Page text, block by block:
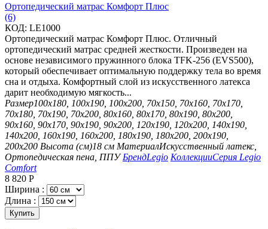
Ортопедический матрас Комфорт Плюс
(6)
КОД: LE1000
Ортопедический матрас Комфорт Плюс. Отличный
ортопедический матрас средней жесткости. Произведен на
основе независимого пружинного блока TFK-256 (EVS500),
который обеспечивает оптимальную поддержку тела во время
сна и отдыха. Комфортный слой из искусственного латекса
дарит необходимую мягкость...
Размер100х180, 100х190, 100х200, 70х150, 70х160, 70х170,
70х180, 70х190, 70х200, 80х160, 80х170, 80х190, 80х200,
90х160, 90х170, 90х190, 90х200, 120х190, 120х200, 140х190,
140х200, 160х190, 160х200, 180х190, 180х200, 200х190,
200х200 Высота (см)18 см МатериалИскусственный латекс,
Ортопедическая пена, ППУ БрендLegio КоллекцииСерия Legio
Comfort
8 820 Р
Ширина :
Длина :
Купить